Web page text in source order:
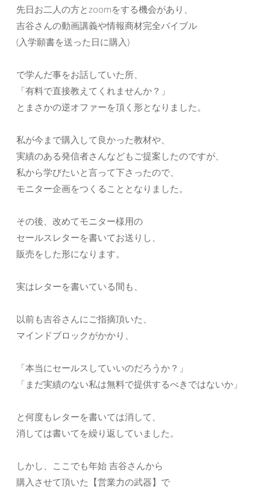
先日お二人の方とzoomをする機会があり、
吉谷さんの動画講義や情報商材完全バイブル
(入学願書を送った日に購入)
で学んだ事をお話していた所、
「有料で直接教えてくれませんか？」
とまさかの逆オファーを頂く形となりました。
私が今まで購入して良かった教材や、
実績のある発信者さんなどもご提案したのですが、
私から学びたいと言って下さったので、
モニター企画をつくることとなりました。
その後、改めてモニター様用の
セールスレターを書いてお送りし、
販売をした形になります。
実はレターを書いている間も、
以前も吉谷さんにご指摘頂いた、
マインドブロックがかかり、
「本当にセールスしていいのだろうか？」
「まだ実績のない私は無料で提供するべきではないか」
と何度もレターを書いては消して、
消しては書いてを繰り返していました。
しかし、ここでも年始 吉谷さんから
購入させて頂いた【営業力の武器】で